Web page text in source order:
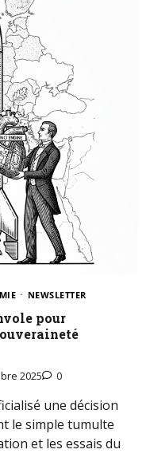
NEWSLETTER
pour
2025 0
une décision
le simple tumulte
et les essais du